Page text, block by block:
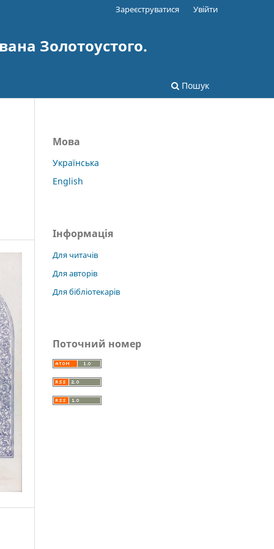
Золотоустого.
Пошук
Зареєструватися Увійти
Мова
Українська
English
Інформація
Для читачів
Для авторів
Для бібліотекарів
Поточний номер